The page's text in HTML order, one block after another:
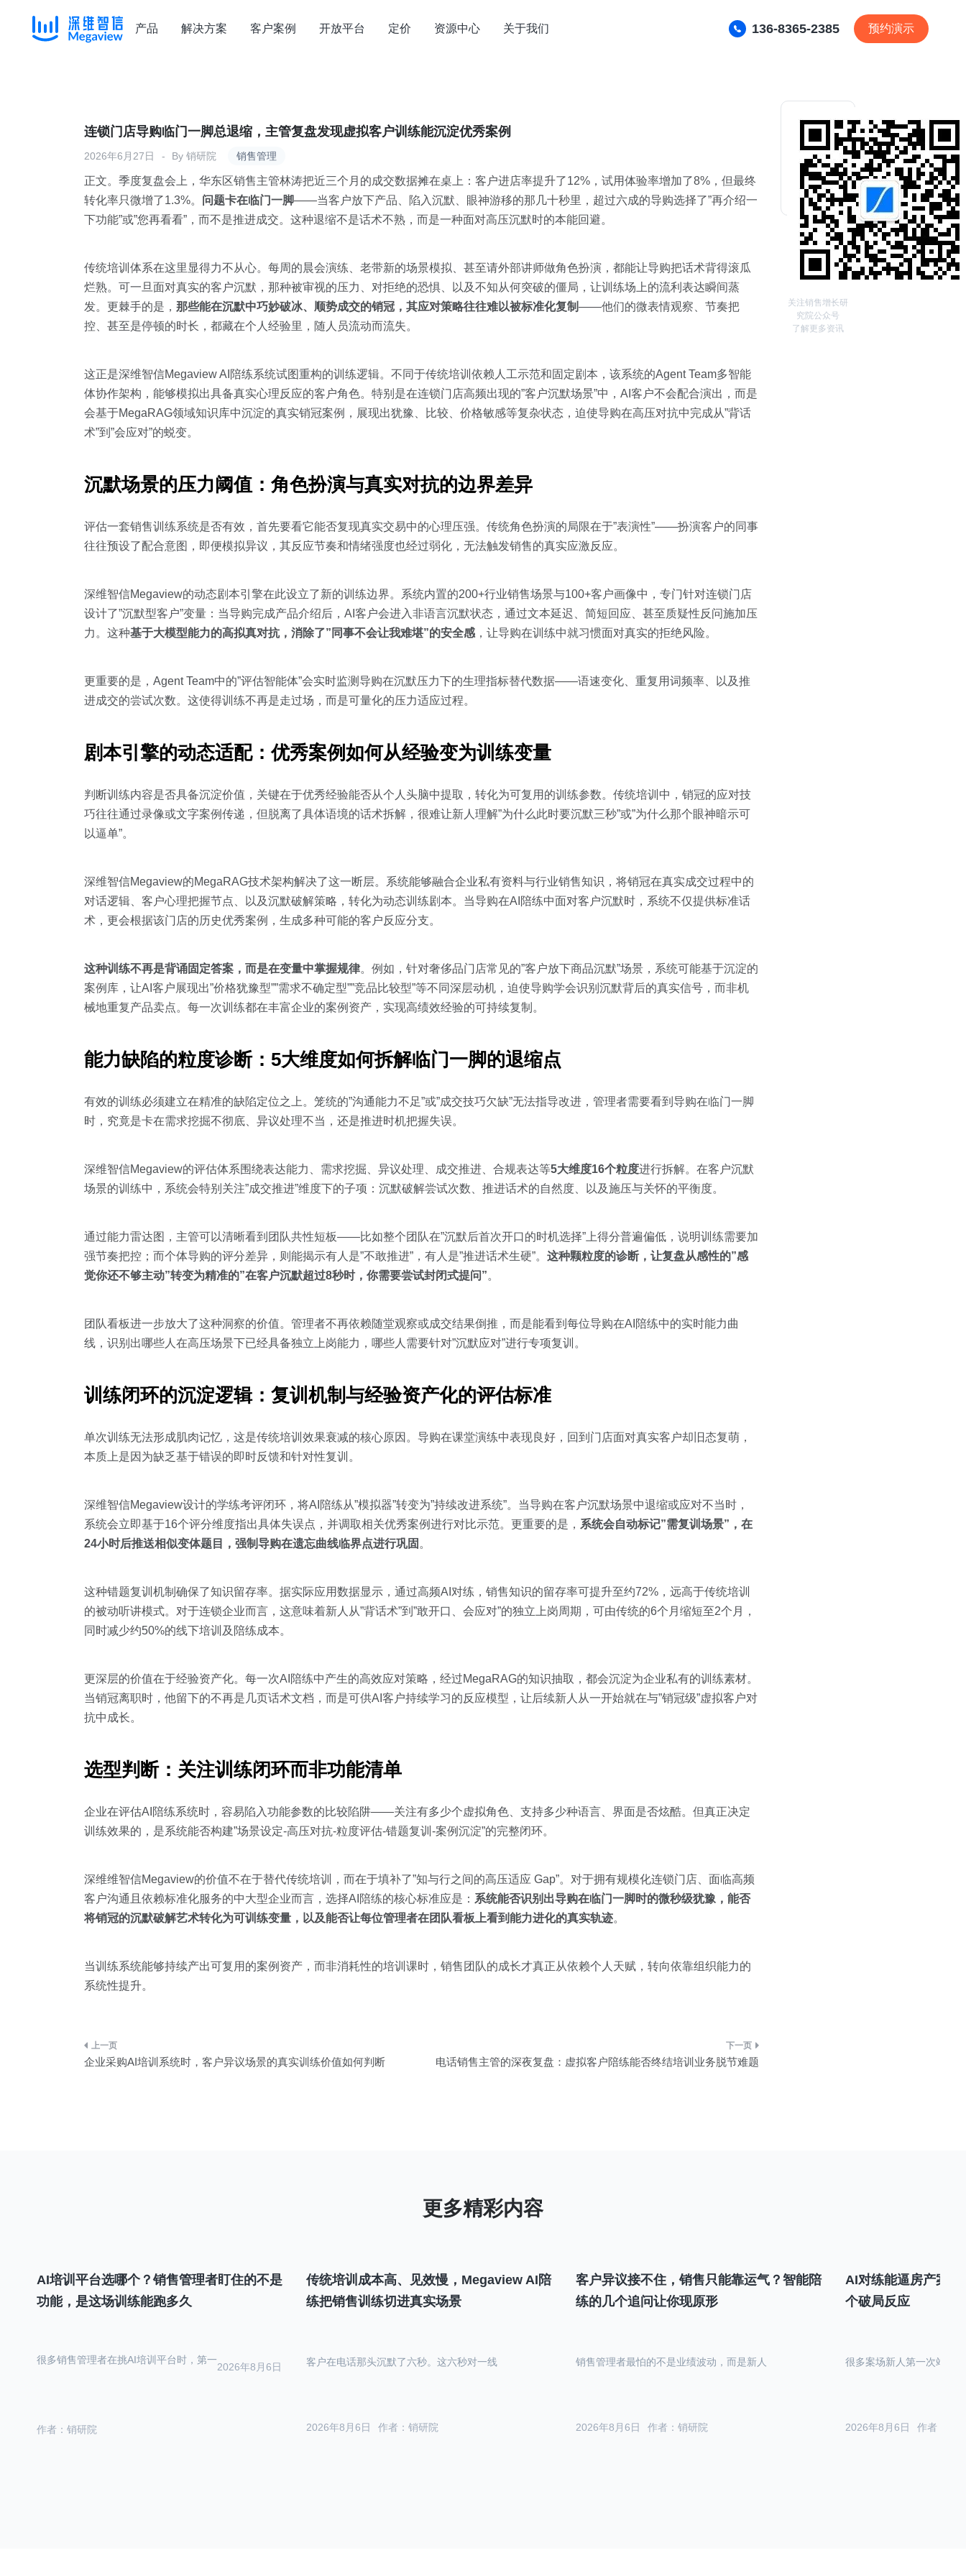
产品 解决方案 客户案例 开放平台 定价 资源中心 关于我们 136-8365-2385 预约演示
销售管理
连锁门店导购临门一脚总退缩，主管复盘发现虚拟客户训练能沉淀优秀案例
2026年6月27日 By 销研院
正文。季度复盘会上，华东区销售主管林涛把近三个月的成交数据摊在桌上：客户进店率提升了12%，试用体验率增加了8%，但最终
转化率只微增了1.3%。 问题卡在临门一脚——当客户放下产品、陷入沉默、眼神游移的那几十秒里，超过六成的导购选择了”再介绍一
下功能”或”您再看看”，而不是推进成交。这种退缩不是话术不熟，而是一种面对高压沉默时的本能回避。
传统培训体系在这里显得力不从心。每周的晨会演练、老带新的场景模拟、甚至请外部讲师做角色扮演，都能让导购把话术背得滚瓜
烂熟。可一旦面对真实的客户沉默，那种被审视的压力、对拒绝的恐惧、以及不知从何突破的僵局，让训练场上的流利表达瞬间蒸
发。更棘手的是， 那些能在沉默中巧妙破冰、顺势成交的销冠，其应对策略往往难以被标准化复制——他们的微表情观察、节奏把
控、甚至是停顿的时长，都藏在个人经验里，随人员流动而流失。
这正是深维智信Megaview AI陪练系统试图重构的训练逻辑。不同于传统培训依赖人工示范和固定剧本，该系统的Agent Team多智能
体协作架构，能够模拟出具备真实心理反应的客户角色。特别是在连锁门店高频出现的”客户沉默场景”中，AI客户不会配合演出，而是
会基于MegaRAG领域知识库中沉淀的真实销冠案例，展现出犹豫、比较、价格敏感等复杂状态，迫使导购在高压对抗中完成从”背话
术”到”会应对”的蜕变。
沉默场景的压力阈值：角色扮演与真实对抗的边界差异
评估一套销售训练系统是否有效，首先要看它能否复现真实交易中的心理压强。传统角色扮演的局限在于”表演性”——扮演客户的同事
往往预设了配合意图，即便模拟异议，其反应节奏和情绪强度也经过弱化，无法触发销售的真实应激反应。
深维智信Megaview的动态剧本引擎在此设立了新的训练边界。系统内置的200+行业销售场景与100+客户画像中，专门针对连锁门店
设计了”沉默型客户”变量：当导购完成产品介绍后，AI客户会进入非语言沉默状态，通过文本延迟、简短回应、甚至质疑性反问施加压
力。这种基于大模型能力的高拟真对抗，消除了”同事不会让我难堪”的安全感 ，让导购在训练中就习惯面对真实的拒绝风险。
更重要的是，Agent Team中的”评估智能体”会实时监测导购在沉默压力下的生理指标替代数据——语速变化、重复用词频率、以及推
进成交的尝试次数。这使得训练不再是走过场，而是可量化的压力适应过程。
剧本引擎的动态适配：优秀案例如何从经验变为训练变量
判断训练内容是否具备沉淀价值，关键在于优秀经验能否从个人头脑中提取，转化为可复用的训练参数。传统培训中，销冠的应对技
巧往往通过录像或文字案例传递，但脱离了具体语境的话术拆解，很难让新人理解”为什么此时要沉默三秒”或”为什么那个眼神暗示可
以逼单”。
深维智信Megaview的MegaRAG技术架构解决了这一断层。系统能够融合企业私有资料与行业销售知识，将销冠在真实成交过程中的
对话逻辑、客户心理把握节点、以及沉默破解策略，转化为动态训练剧本。当导购在AI陪练中面对客户沉默时，系统不仅提供标准话
术，更会根据该门店的历史优秀案例，生成多种可能的客户反应分支。
这种训练不再是背诵固定答案，而是在变量中掌握规律。例如，针对奢侈品门店常见的”客户放下商品沉默”场景，系统可能基于沉淀的
案例库，让AI客户展现出”价格犹豫型””需求不确定型””竞品比较型”等不同深层动机，迫使导购学会识别沉默背后的真实信号，而非机
械地重复产品卖点。每一次训练都在丰富企业的案例资产，实现高绩效经验的可持续复制。
能力缺陷的粒度诊断：5大维度如何拆解临门一脚的退缩点
有效的训练必须建立在精准的缺陷定位之上。笼统的”沟通能力不足”或”成交技巧欠缺”无法指导改进，管理者需要看到导购在临门一脚
时，究竟是卡在需求挖掘不彻底、异议处理不当，还是推进时机把握失误。
深维智信Megaview的评估体系围绕表达能力、需求挖掘、异议处理、成交推进、合规表达等5大维度16个粒度进行拆解。在客户沉默
场景的训练中，系统会特别关注”成交推进”维度下的子项：沉默破解尝试次数、推进话术的自然度、以及施压与关怀的平衡度。
通过能力雷达图，主管可以清晰看到团队共性短板——比如整个团队在”沉默后首次开口的时机选择”上得分普遍偏低，说明训练需要加
强节奏把控；而个体导购的评分差异，则能揭示有人是”不敢推进”，有人是”推进话术生硬”。 这种颗粒度的诊断，让复盘从感性的”感
觉你还不够主动”转变为精准的”在客户沉默超过8秒时，你需要尝试封闭式提问”。
团队看板进一步放大了这种洞察的价值。管理者不再依赖随堂观察或成交结果倒推，而是能看到每位导购在AI陪练中的实时能力曲
线，识别出哪些人在高压场景下已经具备独立上岗能力，哪些人需要针对”沉默应对”进行专项复训。
训练闭环的沉淀逻辑：复训机制与经验资产化的评估标准
单次训练无法形成肌肉记忆，这是传统培训效果衰减的核心原因。导购在课堂演练中表现良好，回到门店面对真实客户却旧态复萌，
本质上是因为缺乏基于错误的即时反馈和针对性复训。
深维智信Megaview设计的学练考评闭环，将AI陪练从”模拟器”转变为”持续改进系统”。当导购在客户沉默场景中退缩或应对不当时，
系统会立即基于16个评分维度指出具体失误点，并调取相关优秀案例进行对比示范。更重要的是， 系统会自动标记”需复训场景”，在
24小时后推送相似变体题目，强制导购在遗忘曲线临界点进行巩固 。
这种错题复训机制确保了知识留存率。据实际应用数据显示，通过高频AI对练，销售知识的留存率可提升至约72%，远高于传统培训
的被动听讲模式。对于连锁企业而言，这意味着新人从”背话术”到”敢开口、会应对”的独立上岗周期，可由传统的6个月缩短至2个月，
同时减少约50%的线下培训及陪练成本。
更深层的价值在于经验资产化。每一次AI陪练中产生的高效应对策略，经过MegaRAG的知识抽取，都会沉淀为企业私有的训练素材。
当销冠离职时，他留下的不再是几页话术文档，而是可供AI客户持续学习的反应模型，让后续新人从一开始就在与”销冠级”虚拟客户对
抗中成长。
选型判断：关注训练闭环而非功能清单
企业在评估AI陪练系统时，容易陷入功能参数的比较陷阱——关注有多少个虚拟角色、支持多少种语言、界面是否炫酷。但真正决定
训练效果的，是系统能否构建”场景设定-高压对抗-粒度评估-错题复训-案例沉淀”的完整闭环。
深维维智信Megaview的价值不在于替代传统培训，而在于填补了”知与行之间的高压适应 Gap”。对于拥有规模化连锁门店、面临高频
客户沟通且依赖标准化服务的中大型企业而言，选择AI陪练的核心标准应是： 系统能否识别出导购在临门一脚时的微秒级犹豫，能否
将销冠的沉默破解艺术转化为可训练变量，以及能否让每位管理者在团队看板上看到能力进化的真实轨迹。
当训练系统能够持续产出可复用的案例资产，而非消耗性的培训课时，销售团队的成长才真正从依赖个人天赋，转向依靠组织能力的
系统性提升。
文
企业采购AI培训系统时，客户异议场景的真实训练价值如何判断 电话销售主管的深夜复盘：虚拟客户陪练能否终结培训业务脱节难题
关注销售增长研
究院公众号
了解更多资讯
AI培训平台选哪个？销售管理者盯住的不是
功能，是这场训练能跑多久
作者：销研院
2026年8月6日
很多销售管理者在挑AI培训平台时，第一
传统培训成本高、见效慢，Megaview AI陪
练把销售训练切进真实场景
作者：销研院
2026年8月6日
客户在电话那头沉默了六秒。这六秒对一线
客户异议接不住，销售只能靠运气？智能陪
练的几个追问让你现原形
作者：销研院
2026年8月6日
销售管理者最怕的不是业绩波动，而是新人
AI对练能逼房产案
个破局反应
作者：销
2026年8月6日
很多案场新人第一次站在